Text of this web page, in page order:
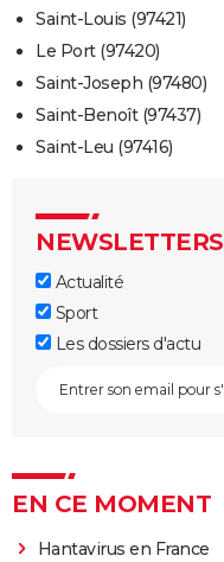
Saint-Louis (97421)
Le Port (97420)
Saint-Joseph (97480)
Saint-Benoît (97437)
Saint-Leu (97416)
NEWSLETTERS
Actualité
Sport
Les dossiers d'actu
EN CE MOMENT
Hantavirus en France